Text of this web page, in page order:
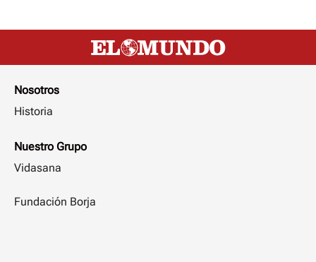
Nosotros
Historia
Nuestro Grupo
Vidasana
Fundación Borja